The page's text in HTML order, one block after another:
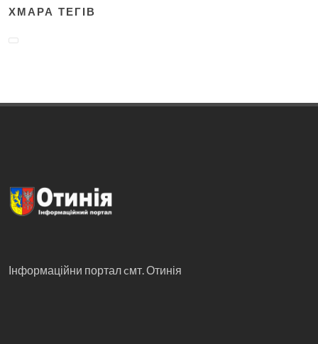
ХМАРА ТЕГІВ
Інформаційни портал cмт. Отинія